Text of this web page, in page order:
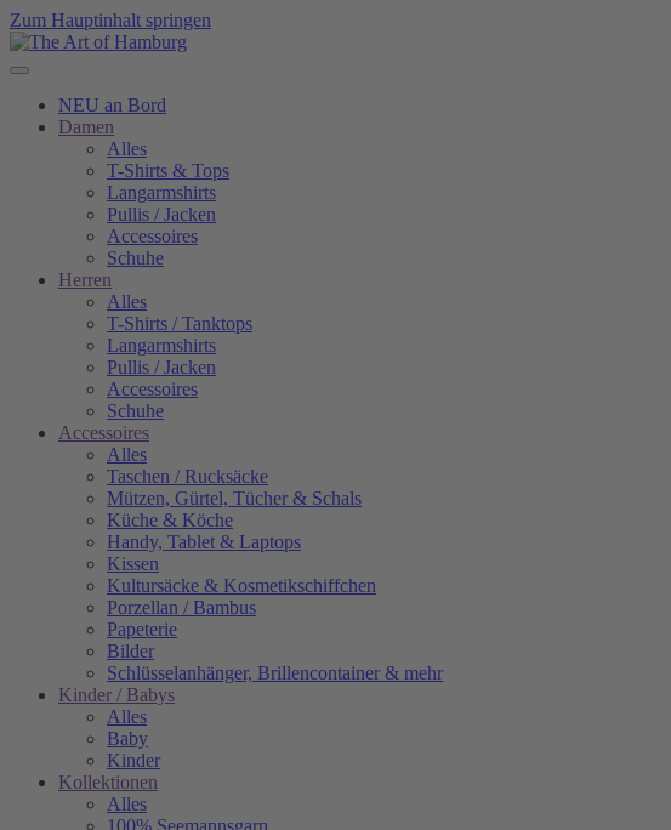
Zum Hauptinhalt springen
NEU an Bord
Damen
Alles
T-Shirts & Tops
Langarmshirts
Pullis / Jacken
Accessoires
Schuhe
Herren
Alles
T-Shirts / Tanktops
Langarmshirts
Pullis / Jacken
Accessoires
Schuhe
Accessoires
Alles
Taschen / Rucksäcke
Mützen, Gürtel, Tücher & Schals
Küche & Köche
Handy, Tablet & Laptops
Kissen
Kultursäcke & Kosmetikschiffchen
Porzellan / Bambus
Papeterie
Bilder
Schlüsselanhänger, Brillencontainer & mehr
Kinder / Babys
Alles
Baby
Kinder
Kollektionen
Alles
100% Seemannsgarn